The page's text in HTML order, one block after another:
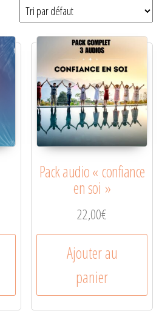
Pack audio « confiance
en soi »
22,00€
Ajouter au
panier